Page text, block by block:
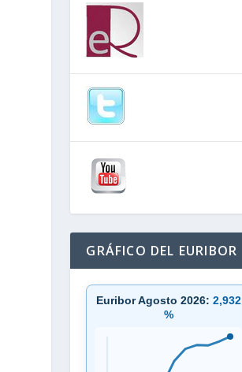
GRÁFICO DEL EURIBOR
Euribor Agosto 2026:2,932
%